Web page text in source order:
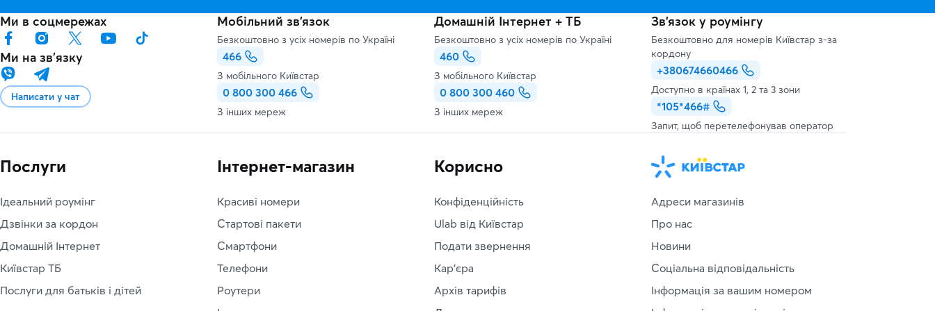
Ми в соцмережах
Ми на звʼязку
Написати у чат
Мобільний зв'язок
Безкоштовно з усіх номерів по Україні
466
З мобільного Київстар
0 800 300 466
З інших мереж
Домашній Інтернет + ТБ
Безкоштовно з усіх номерів по Україні
460
З мобільного Київстар
0 800 300 460
З інших мереж
Зв’язок у роумінгу
Безкоштовно для номерів Київстар з-за
кордону
+380674660466
Доступно в країнах 1, 2 та 3 зони
*105*466#
Запит, щоб перетелефонував оператор
Послуги
Ідеальний роумінг
Дзвінки за кордон
Домашній Інтернет
Київстар ТБ
Послуги для батьків і дітей
Інтернет-магазин
Красиві номери
Стартові пакети
Смартфони
Телефони
Роутери
Корисно
Конфіденційність
Ulab від Київстар
Подати звернення
Кар'єра
Архів тарифів
Адреси магазинів
Про нас
Новини
Соціальна відповідальність
Інформація за вашим номером